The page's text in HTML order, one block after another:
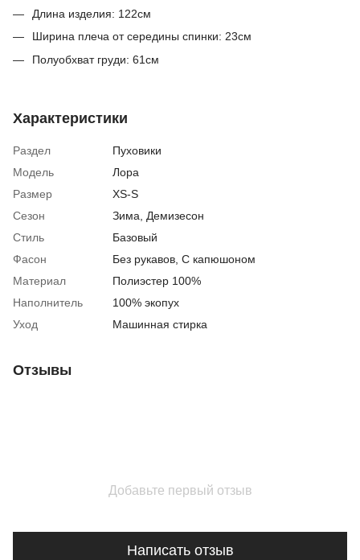
Длина изделия: 122см
Ширина плеча от середины спинки: 23см
Полуобхват груди: 61см
Характеристики
Раздел
Пуховики
Модель
Лора
Размер
XS-S
Сезон
Зима
Демизесон
Стиль
Базовый
Фасон
Без рукавов, С капюшоном
Материал
Полиэстер 100%
Наполнитель
100% экопух
Уход
Машинная стирка
Отзывы
Добавьте первый отзыв
Написать отзыв